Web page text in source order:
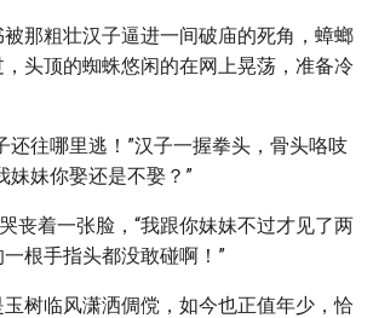
那粗壮汉子逼进一间破庙的死角，蟑螂
头顶的蜘蛛悠闲的在网上晃荡，准备冷
还往哪里逃！”汉子一握拳头，骨头咯吱
妹妹你娶还是不娶？”
丧着一张脸，“我跟你妹妹不过才见了两
根手指头都没敢碰啊！”
树临风潇洒倜傥，如今也正值年少，恰